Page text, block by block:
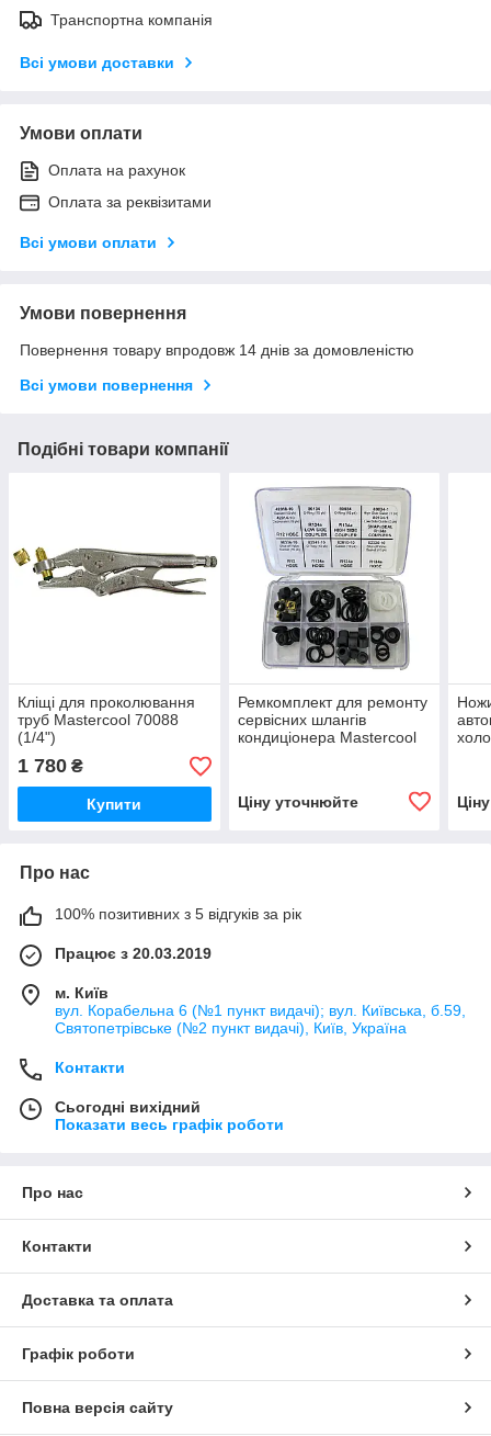
Транспортна компанія
Всі умови доставки
Умови оплати
Оплата на рахунок
Оплата за реквізитами
Всі умови оплати
Умови повернення
Повернення товару впродовж 14 днів за домовленістю
Всі умови повернення
Подібні товари компанії
Кліщі для проколювання
труб Mastercool 70088
(1/4")
1 780 ₴
Купити
Ремкомплект для ремонту
сервісних шлангів
кондиціонера Mastercool
Ціну уточнюйте
Про нас
100% позитивних з 5 відгуків за рік
Працює з 20.03.2019
м. Київ
вул. Корабельна 6 (№1 пункт видачі); вул. Київська, б.59,
Святопетрівське (№2 пункт видачі), Київ, Україна
Контакти
Сьогодні вихідний
Показати весь графік роботи
Про нас
Контакти
Доставка та оплата
Графік роботи
Повна версія сайту